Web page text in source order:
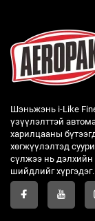
Шэньжэнь i-Like
үзүүлэлттэй
харилцааны
хөгжүүлэлтэд
сүлжээ нь дэлхийн
шийдлийг